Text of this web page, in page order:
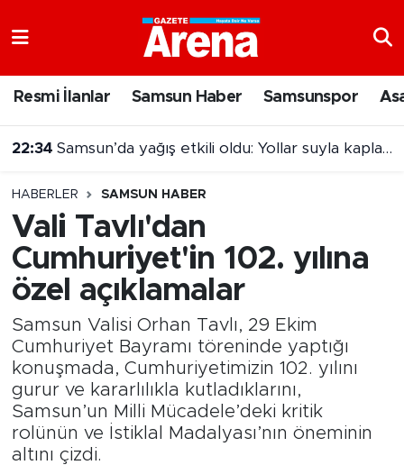
Resmi İlanlar Samsun Haber Samsunspor
22:34 Samsun’da yağış etkili oldu: Yollar suyla kaplandı
HABERLER SAMSUN HABER
Vali Tavlı'dan
Cumhuriyet'in 102. yılına
özel açıklamalar
Samsun Valisi Orhan Tavlı, 29 Ekim
Cumhuriyet Bayramı töreninde yaptığı
konuşmada, Cumhuriyetimizin 102. yılını
gurur ve kararlılıkla kutladıklarını,
Samsun’un Milli Mücadele’deki kritik
rolünün ve İstiklal Madalyası’nın öneminin
altını çizdi.
Samsun Namaz Vakitleri
Süper Lig Puan Durumu ve Fikstür
Tüm Manşetler
Son Dakika Haberleri
Haber Arşivi